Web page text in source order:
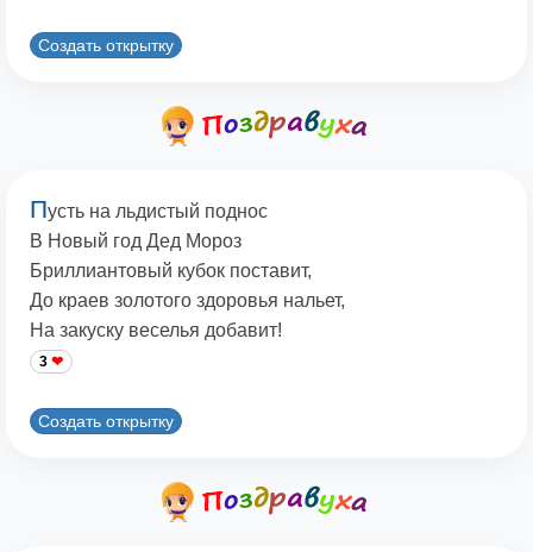
Создать открытку
Пусть на льдистый поднос
В Новый год Дед Мороз
Бриллиантовый кубок поставит,
До краев золотого здоровья нальет,
На закуску веселья добавит!
3
Создать открытку